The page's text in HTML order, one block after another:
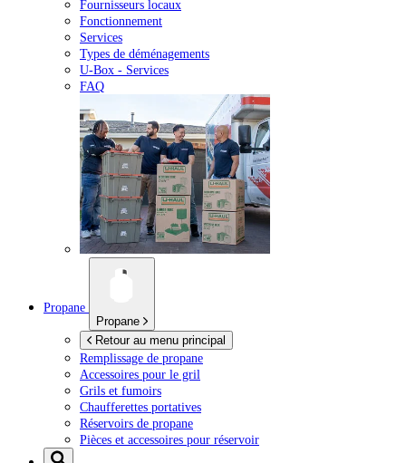
Fournisseurs locaux
Fonctionnement
Services
Types de déménagements
U-Box - Services
FAQ
Propane
Propane
Retour au menu principal
Remplissage de propane
Accessoires pour le gril
Grils et fumoirs
Chaufferettes portatives
Réservoirs de propane
Pièces et accessoires pour réservoir